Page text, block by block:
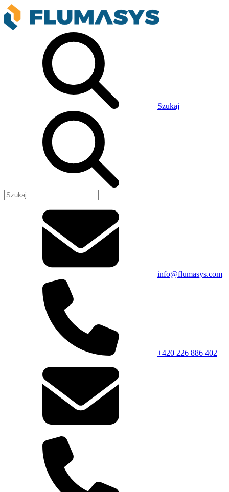
Szukaj
info@flumasys.com
+420 226 886 402